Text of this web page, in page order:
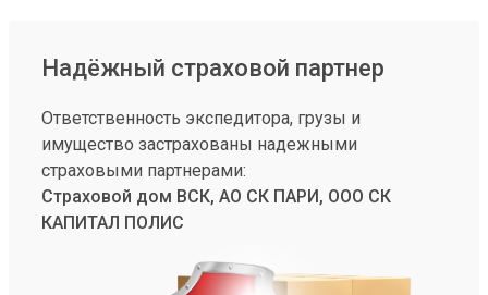
Надёжный страховой партнер
Ответственность экспедитора, грузы и
имущество застрахованы надежными
страховыми партнерами:
Страховой дом ВСК, АО СК ПАРИ, ООО СК
КАПИТАЛ ПОЛИС